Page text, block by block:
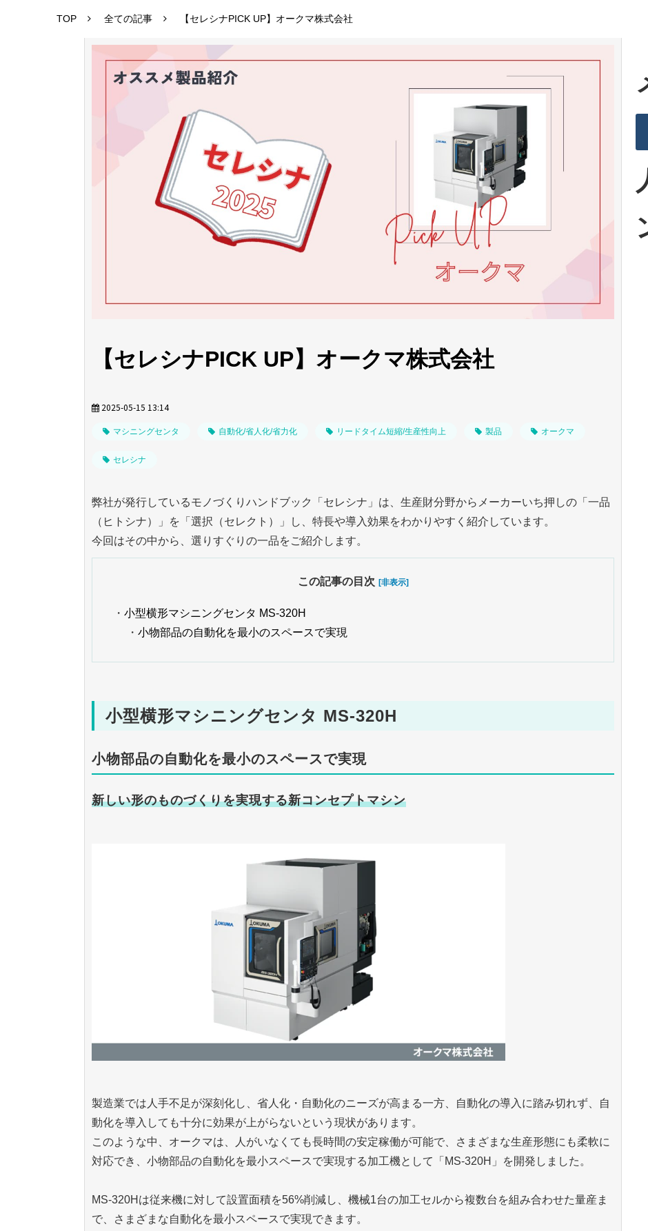
TOP 全ての記事 【セレシナPICK UP】オークマ株式会社
【セレシナPICK UP】オークマ株式会社
2025-05-15 13:14
マシニングセンタ 自動化/省人化/省力化 リードタイム短縮/生産性向上 製品 オークマ
セレシナ
弊社が発行しているモノづくりハンドブック「セレシナ」は、生産財分野からメーカーいち押しの「一品
（ヒトシナ）」を「選択（セレクト）」し、特長や導入効果をわかりやすく紹介しています。
今回はその中から、選りすぐりの一品をご紹介します。
この記事の目次 [非表示]
・ 小型横形マシニングセンタ MS-320H
・ 小物部品の自動化を最小のスペースで実現
小型横形マシニングセンタ MS-320H
小物部品の自動化を最小のスペースで実現
新しい形のものづくりを実現する新コンセプトマシン
製造業では人手不足が深刻化し、省人化・自動化のニーズが高まる一方、自動化の導入に踏み切れず、自
動化を導入しても十分に効果が上がらないという現状があります。
このような中、オークマは、人がいなくても長時間の安定稼働が可能で、さまざまな生産形態にも柔軟に
対応でき、小物部品の自動化を最小スペースで実現する加工機として「MS-320H」を開発しました。
MS-320Hは従来機に対して設置面積を56%削減し、機械1台の加工セルから複数台を組み合わせた量産ま
で、さまざまな自動化を最小スペースで実現できます。